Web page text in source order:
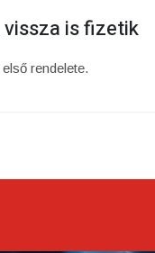
is fizetik
rendelete.